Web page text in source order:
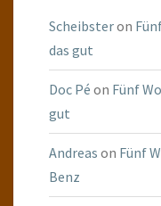
Scheibsteron
das gut
Doc Pé on Fünf
gut
Andreas on Fünf
Benz